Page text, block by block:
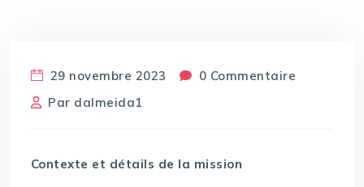
29 novembre 2023
0 Commentaire
Par dalmeida1
Contexte et détails de la mission